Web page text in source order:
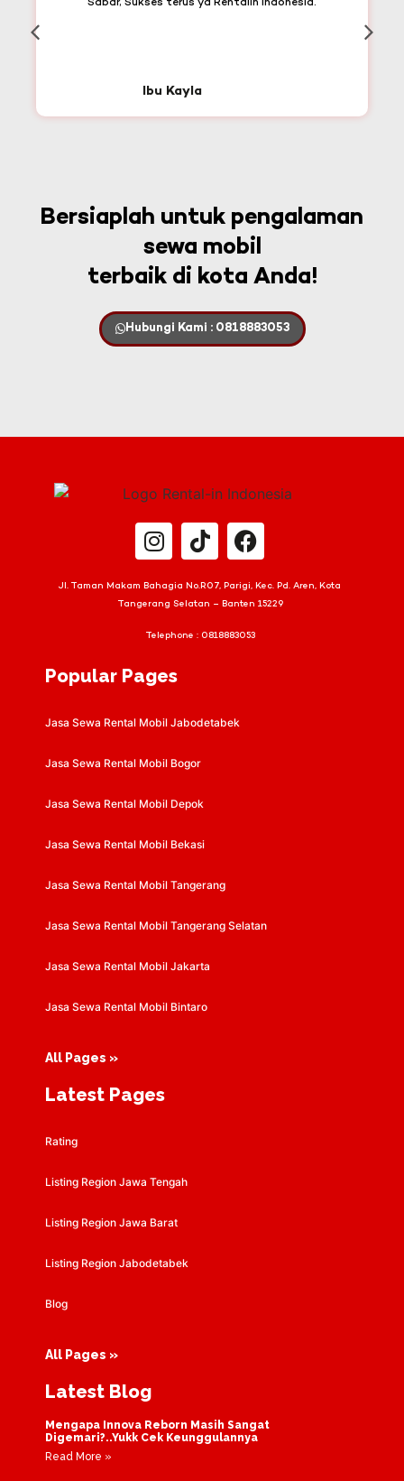
Sabar, Sukses terus ya Rentalin Indonesia.
Ibu Kayla
Bersiaplah untuk pengalaman
sewa mobil
terbaik di kota Anda!
Hubungi Kami : 0818883053
Jl. Taman Makam Bahagia No.R07, Parigi, Kec. Pd. Aren, Kota
Tangerang Selatan – Banten 15229
Telephone : 0818883053
Popular Pages
Jasa Sewa Rental Mobil Jabodetabek
Jasa Sewa Rental Mobil Bogor
Jasa Sewa Rental Mobil Depok
Jasa Sewa Rental Mobil Bekasi
Jasa Sewa Rental Mobil Tangerang
Jasa Sewa Rental Mobil Tangerang Selatan
Jasa Sewa Rental Mobil Jakarta
Jasa Sewa Rental Mobil Bintaro
All Pages »
Latest Pages
Rating
Listing Region Jawa Tengah
Listing Region Jawa Barat
Listing Region Jabodetabek
Blog
All Pages »
Latest Blog
Mengapa Innova Reborn Masih Sangat
Digemari?..Yukk Cek Keunggulannya
Read More »